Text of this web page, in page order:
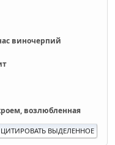
виночерпий
возлюбленная
ЦИТИРОВАТЬ ВЫДЕЛЕННОЕ